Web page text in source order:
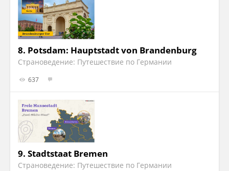
8. Potsdam: Hauptstadt von Brandenburg
Страноведение: Путешествие по Германии
637
9. Stadtstaat Bremen
Страноведение: Путешествие по Германии